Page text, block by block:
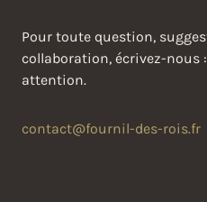
Pour toute question,
collaboration, écrivez-nous
attention.
contact@fournil-des-rois.fr